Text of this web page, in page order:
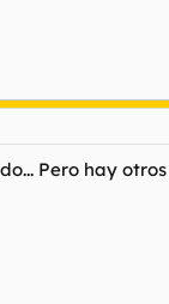
Pero hay otros